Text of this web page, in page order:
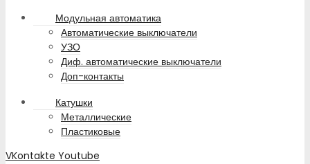
Модульная автоматика
Автоматические выключатели
УЗО
Диф. автоматические выключатели
Доп-контакты
Катушки
Металлические
Пластиковые
VKontakte Youtube